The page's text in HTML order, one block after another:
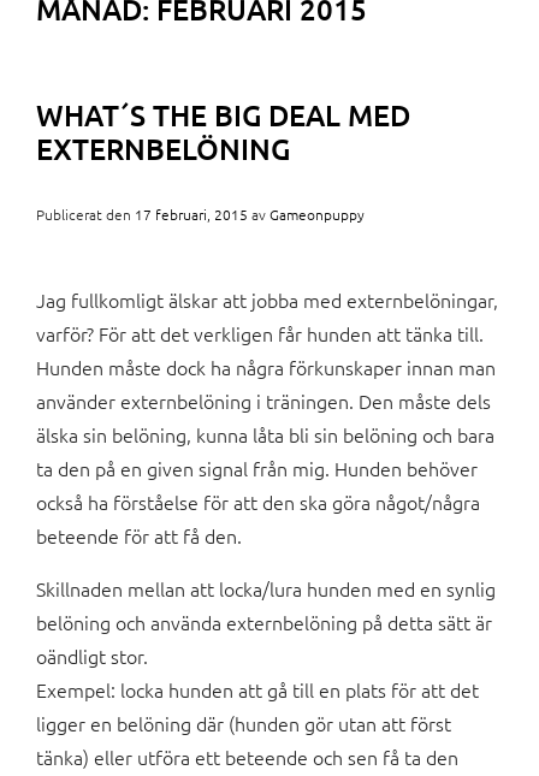
MÅNAD: FEBRUARI 2015
WHAT´S THE BIG DEAL MED
EXTERNBELÖNING
Publicerat den 17 februari, 2015 avGameonpuppy
Jag fullkomligt älskar att jobba med externbelöningar,
varför? För att det verkligen får hunden att tänka till.
Hunden måste dock ha några förkunskaper innan man
använder externbelöning i träningen. Den måste dels
älska sin belöning, kunna låta bli sin belöning och bara
ta den på en given signal från mig. Hunden behöver
också ha förståelse för att den ska göra något/några
beteende för att få den.
Skillnaden mellan att locka/lura hunden med en synlig
belöning och använda externbelöning på detta sätt är
oändligt stor.
Exempel: locka hunden att gå till en plats för att det
ligger en belöning där (hunden gör utan att först
tänka) eller utföra ett beteende och sen få ta den